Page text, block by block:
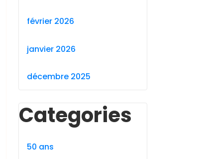
février 2026
janvier 2026
décembre 2025
Categories
50 ans